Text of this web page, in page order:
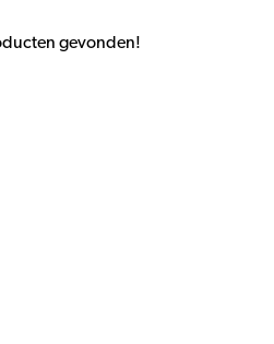
gevonden!